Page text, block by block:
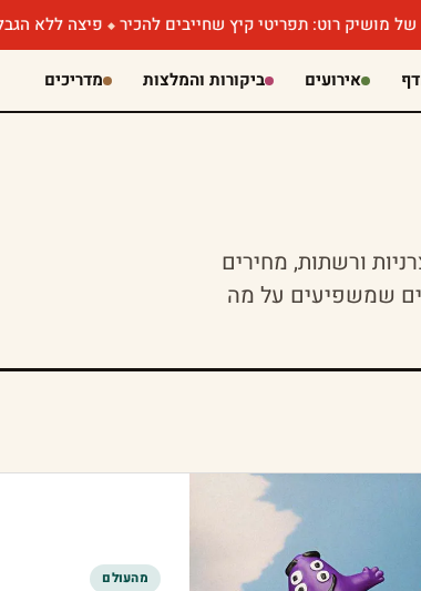
קיץ שחייבים להכיר פיצה ללא הגבלה או ג'חנון עם
אירועים ביקורות והמלצות מדריכים
ורשתות, מחירים
שמשפיעים על מה
מהעולם